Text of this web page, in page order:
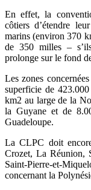
En effet, la
côtiers d’étendre
marins (environ 370
de 350 milles –
prolonge sur le fond
Les zones
superficie de
km2 au large de la
la Guyane et de
Guadeloupe.
La CLPC doit
Crozet, La Réunion,
Saint-Pierre-et-
concernant la